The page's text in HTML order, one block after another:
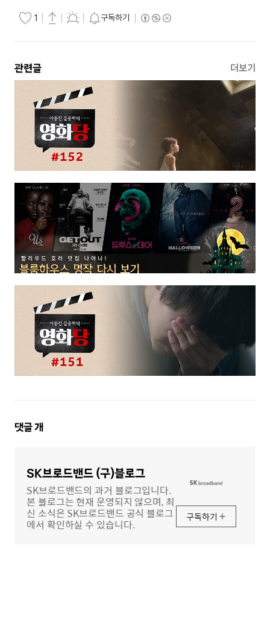
1 구독하기
관련글 더보기
댓
댓글개
SK브로드밴드 (구)블로그
SK브로드밴드의 과거 블로그입니다.
본 블로그는 현재 운영되지 않으며, 최
신 소식은 SK브로드밴드 공식 블로그
에서 확인하실 수 있습니다.
구독하기